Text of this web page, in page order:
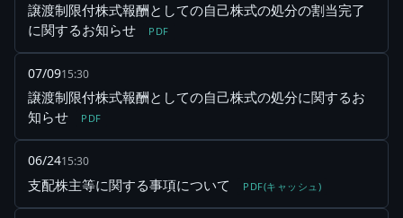
譲渡制限付株式報酬としての自己株式の処分の割当完了
に関するお知らせ
PDF
07/0915:30
譲渡制限付株式報酬としての自己株式の処分に関するお
知らせ
PDF
06/2415:30
支配株主等に関する事項について PDF(キャッシュ)